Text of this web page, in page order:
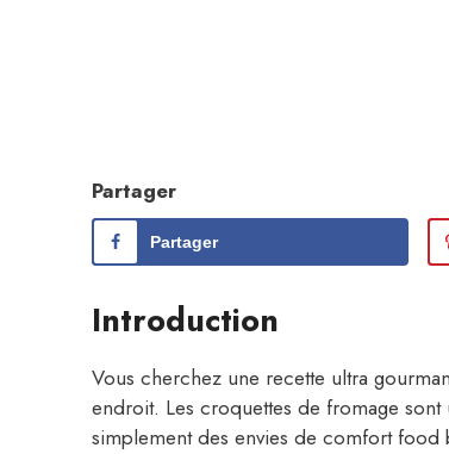
Partager
Partager
Introduction
Vous cherchez une recette ultra
endroit. Les croquettes de fromage
simplement des envies de comfort food